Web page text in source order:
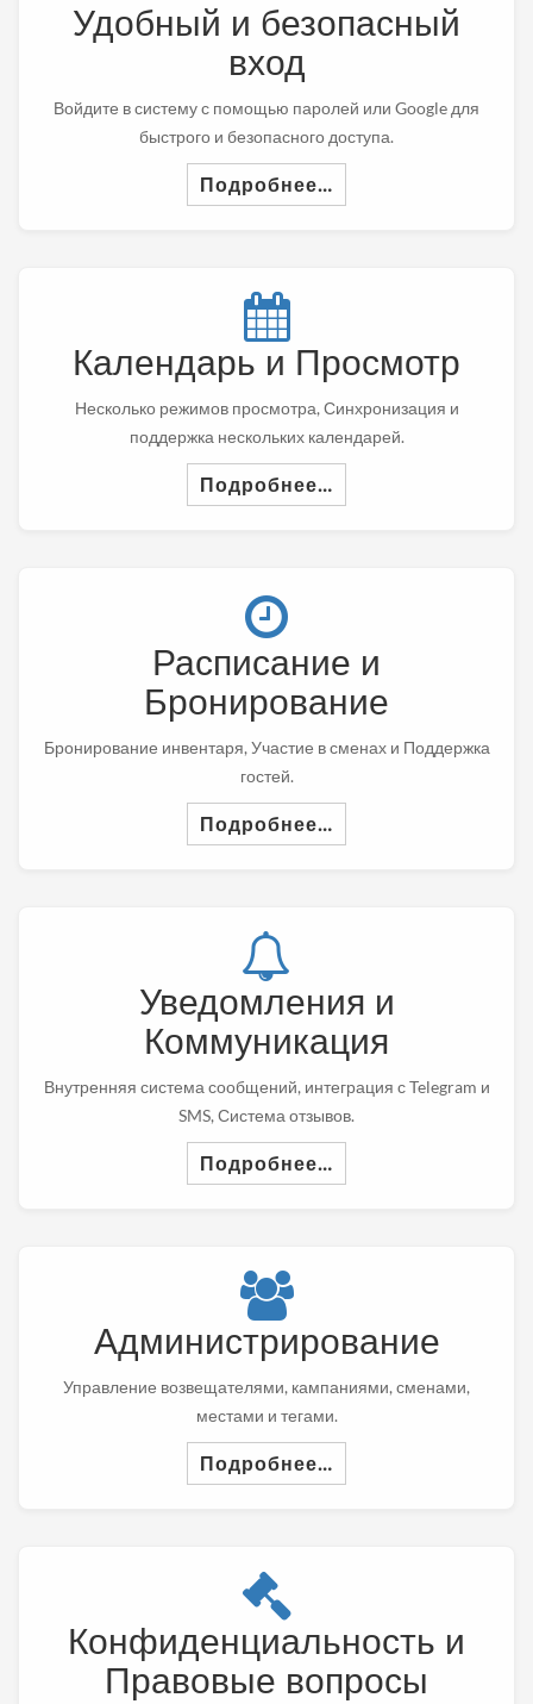
Удобный и безопасный
вход
Войдите в систему с помощью паролей или Google для
быстрого и безопасного доступа.
Подробнее…
Календарь и Просмотр
Несколько режимов просмотра, Синхронизация и
поддержка нескольких календарей.
Подробнее…
Расписание и
Бронирование
Бронирование инвентаря, Участие в сменах и Поддержка
гостей.
Подробнее…
Уведомления и
Коммуникация
Внутренняя система сообщений, интеграция с Telegram и
SMS, Система отзывов.
Подробнее…
Администрирование
Управление возвещателями, кампаниями, сменами,
местами и тегами.
Подробнее…
Конфиденциальность и
Правовые вопросы